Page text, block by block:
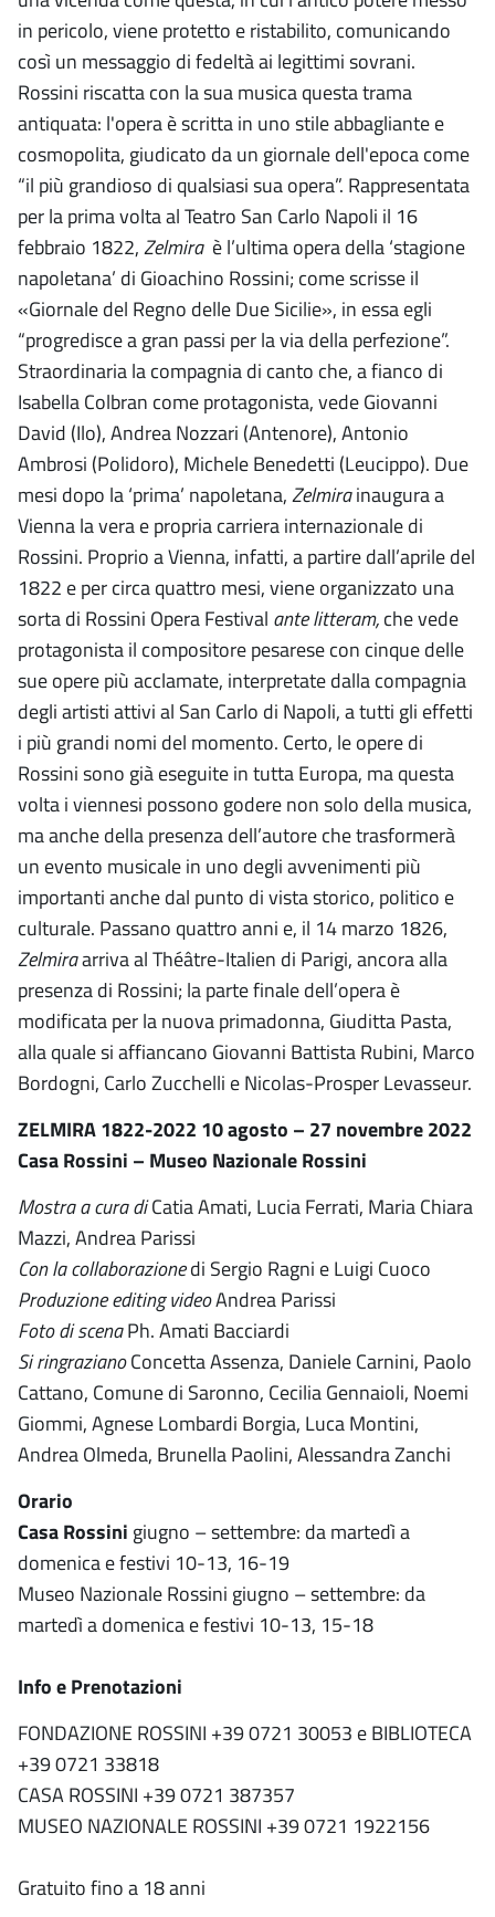
in pericolo, viene protetto e ristabilito, comunicando
così un messaggio di fedeltà ai legittimi sovrani.
Rossini riscatta con la sua musica questa trama
antiquata: l'opera è scritta in uno stile abbagliante e
cosmopolita, giudicato da un giornale dell'epoca come
“il più grandioso di qualsiasi sua opera”. Rappresentata
per la prima volta al Teatro San Carlo Napoli il 16
febbraio 1822,Zelmira è l’ultima opera della ‘stagione
napoletana’ di Gioachino Rossini; come scrisse il
«Giornale del Regno delle Due Sicilie», in essa egli
“progredisce a gran passi per la via della perfezione”.
Straordinaria la compagnia di canto che, a fianco di
Isabella Colbran come protagonista, vede Giovanni
David (Ilo), Andrea Nozzari (Antenore), Antonio
Ambrosi (Polidoro), Michele Benedetti (Leucippo). Due
mesi dopo la ‘prima’ napoletana,Zelmirainaugura a
Vienna la vera e propria carriera internazionale di
Rossini. Proprio a Vienna, infatti, a partire dall’aprile del
1822 e per circa quattro mesi, viene organizzato una
sorta di Rossini Opera Festival ante litteram,che vede
protagonista il compositore pesarese con cinque delle
sue opere più acclamate, interpretate dalla compagnia
degli artisti attivi al San Carlo di Napoli, a tutti gli effetti
i più grandi nomi del momento. Certo, le opere di
Rossini sono già eseguite in tutta Europa, ma questa
volta i viennesi possono godere non solo della musica,
ma anche della presenza dell’autore che trasformerà
un evento musicale in uno degli avvenimenti più
importanti anche dal punto di vista storico, politico e
culturale. Passano quattro anni e, il 14 marzo 1826,
Zelmiraarriva al Théâtre-Italien di Parigi, ancora alla
presenza di Rossini; la parte finale dell’opera è
modificata per la nuova primadonna, Giuditta Pasta,
alla quale si affiancano Giovanni Battista Rubini, Marco
Bordogni, Carlo Zucchelli e Nicolas-Prosper Levasseur.
ZELMIRA 1822-2022 10 agosto – 27 novembre 2022
Casa Rossini – Museo Nazionale Rossini
Mostra a cura diCatia Amati, Lucia Ferrati, Maria Chiara
Mazzi, Andrea Parissi
Con la collaborazionedi Sergio Ragni e Luigi Cuoco
Produzione editing videoAndrea Parissi
Foto di scenaPh. Amati Bacciardi
Si ringrazianoConcetta Assenza, Daniele Carnini, Paolo
Cattano, Comune di Saronno, Cecilia Gennaioli, Noemi
Giommi, Agnese Lombardi Borgia, Luca Montini,
Andrea Olmeda, Brunella Paolini, Alessandra Zanchi
Orario
Casa Rossini giugno – settembre: da martedì a
domenica e festivi 10-13, 16-19
Museo Nazionale Rossini giugno – settembre: da
martedì a domenica e festivi 10-13, 15-18
Info e Prenotazioni
FONDAZIONE ROSSINI +39 0721 30053 e BIBLIOTECA
+39 0721 33818
CASA ROSSINI +39 0721 387357
MUSEO NAZIONALE ROSSINI +39 0721 1922156
Gratuito fino a 18 anni